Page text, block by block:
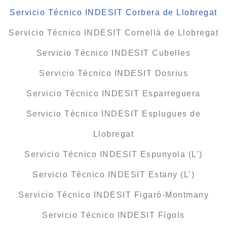
Servicio Técnico INDESIT Corbera de Llobregat
Servicio Técnico INDESIT Cornellà de Llobregat
Servicio Técnico INDESIT Cubelles
Servicio Técnico INDESIT Dosrius
Servicio Técnico INDESIT Esparreguera
Servicio Técnico INDESIT Esplugues de
Llobregat
Servicio Técnico INDESIT Espunyola (L’)
Servicio Técnico INDESIT Estany (L’)
Servicio Técnico INDESIT Figaró-Montmany
Servicio Técnico INDESIT Fígols